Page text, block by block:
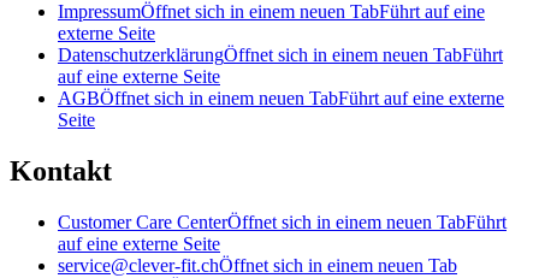
ImpressumÖffnet sich in einem neuen TabFührt auf eine
externe Seite
DatenschutzerklärungÖffnet sich in einem neuen TabFührt
auf eine externe Seite
AGBÖffnet sich in einem neuen TabFührt auf eine externe
Seite
Kontakt
Customer Care CenterÖffnet sich in einem neuen TabFührt
auf eine externe Seite
service@clever-fit.chÖffnet sich in einem neuen Tab